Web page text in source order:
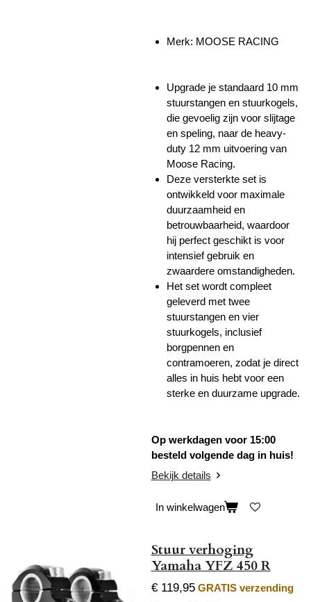
Merk: MOOSE RACING
Upgrade je standaard 10 mm
stuurstangen en stuurkogels,
die gevoelig zijn voor slijtage
en speling, naar de heavy-
duty 12 mm uitvoering van
Moose Racing.
Deze versterkte set is
ontwikkeld voor maximale
duurzaamheid en
betrouwbaarheid, waardoor
hij perfect geschikt is voor
intensief gebruik en
zwaardere omstandigheden.
Het set wordt compleet
geleverd met twee
stuurstangen en vier
stuurkogels, inclusief
borgpennen en
contramoeren, zodat je direct
alles in huis hebt voor een
sterke en duurzame upgrade.
Op werkdagen voor 15:00
besteld volgende dag in huis!
Bekijk details
In winkelwagen
Stuur verhoging
Yamaha YFZ 450 R
€ 119,95 GRATIS verzending